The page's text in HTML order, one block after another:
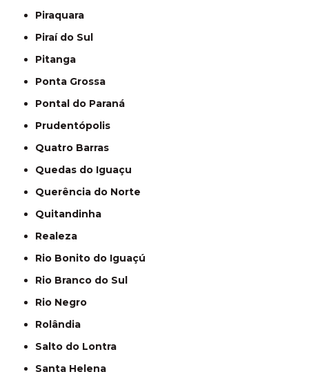
Piraquara
Piraí do Sul
Pitanga
Ponta Grossa
Pontal do Paraná
Prudentópolis
Quatro Barras
Quedas do Iguaçu
Querência do Norte
Quitandinha
Realeza
Rio Bonito do Iguaçú
Rio Branco do Sul
Rio Negro
Rolândia
Salto do Lontra
Santa Helena